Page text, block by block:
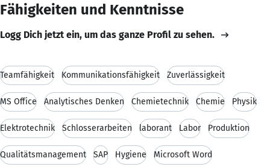
Fähigkeiten und Kenntnisse
Logg Dich jetzt ein, um das ganze Profil zu sehen.
Teamfähigkeit Kommunikationsfähigkeit Zuverlässigkeit
MS Office Analytisches Denken Chemietechnik Chemie Physik
Elektrotechnik Schlosserarbeiten laborant Labor Produktion
Qualitätsmanagement SAP Hygiene Microsoft Word